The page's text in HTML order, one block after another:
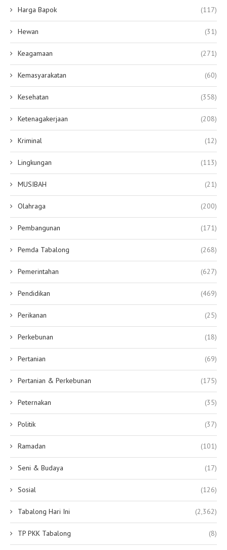
Harga Bapok (117)
Hewan (31)
Keagamaan (271)
Kemasyarakatan (60)
Kesehatan (358)
Ketenagakerjaan (208)
Kriminal (12)
Lingkungan (113)
MUSIBAH (21)
Olahraga (200)
Pembangunan (171)
Pemda Tabalong (268)
Pemerintahan (627)
Pendidikan (469)
Perikanan (25)
Perkebunan (18)
Pertanian (69)
Pertanian & Perkebunan (175)
Peternakan (35)
Politik (37)
Ramadan (101)
Seni & Budaya (17)
Sosial (126)
Tabalong Hari Ini (2,362)
TP PKK Tabalong (8)